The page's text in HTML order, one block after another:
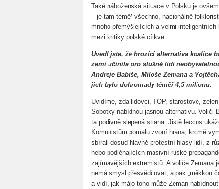
Také náboženská situace v Polsku je
– je tam téměř všechno, nacionálně-
mnoho přemýšlejících a velmi
mezi kritiky polské církve.
Uvedl jste, že hrozící alternativa koalice
zemi učinila pro slušné lidi
Andreje Babiše, Miloše Zemana a
jich bylo dohromady téměř 4,5 milionu.
Uvidíme, zda lidovci, TOP, starostové,
Sobotky nabídnou jasnou alternativu. Voliči
ta podivně slepená strana. Jistě leccos
Komunistům pomalu zvoní hrana, kromě
sbírali dosud hlavně protestní hlasy lidí, z
nebo podléhajících masivní ruské
zajímavějších extremistů. A voliče Zemana
nemá smysl přesvědčovat, a pak „měkkou
a vidí, jak málo toho může Zeman